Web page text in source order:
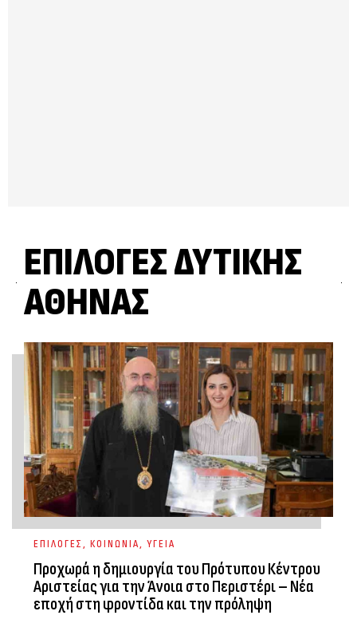
ΕΠΙΛΟΓΈΣ ΔΥΤΙΚΉΣ
ΑΘΉΝΑΣ
ΕΠΙΛΟΓΕΣ, ΚΟΙΝΩΝΙΑ, ΥΓΕΙΑ
Προχωρά η δημιουργία του Πρότυπου Κέντρου
Αριστείας για την Άνοια στο Περιστέρι – Νέα
εποχή στη φροντίδα και την πρόληψη